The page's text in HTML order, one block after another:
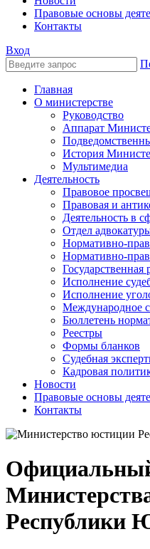
Правовые основы
Контакты
Вход
Главная
О министерстве
Руководство
Аппарат
История
Мультимедиа
Деятельность
Правовое
Правовая и
Деятельность в
Отдел
Нормативно-
Нормативно-
Исполнение
Исполнение
Международное
Бюллетень
Реестры
Формы бланков
Судебная
Кадровая
Новости
Правовые основы
Контакты
Республики